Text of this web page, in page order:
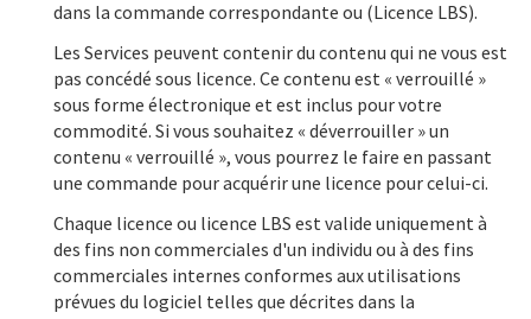
dans la commande correspondante ou (Licence LBS).
Les Services peuvent contenir du contenu qui ne vous est
pas concédé sous licence. Ce contenu est « verrouillé »
sous forme électronique et est inclus pour votre
commodité. Si vous souhaitez « déverrouiller » un
contenu « verrouillé », vous pourrez le faire en passant
une commande pour acquérir une licence pour celui-ci.
Chaque licence ou licence LBS est valide uniquement à
des fins non commerciales d'un individu ou à des fins
commerciales internes conformes aux utilisations
prévues du logiciel telles que décrites dans la